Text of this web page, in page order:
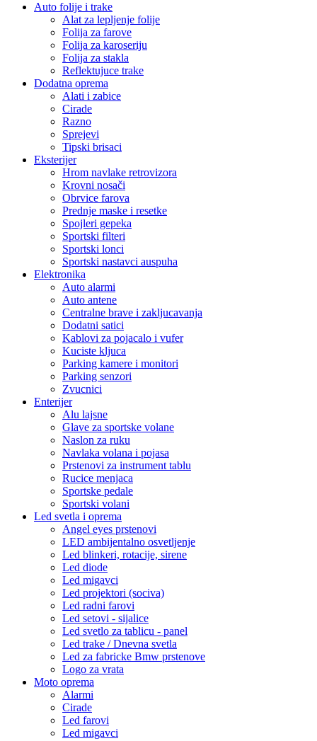
Auto folije i trake
Alat za lepljenje folije
Folija za farove
Folija za karoseriju
Folija za stakla
Reflektujuce trake
Dodatna oprema
Alati i zabice
Cirade
Razno
Sprejevi
Tipski brisaci
Eksterijer
Hrom navlake retrovizora
Krovni nosači
Obrvice farova
Prednje maske i resetke
Spojleri gepeka
Sportski filteri
Sportski lonci
Sportski nastavci auspuha
Elektronika
Auto alarmi
Auto antene
Centralne brave i zakljucavanja
Dodatni satici
Kablovi za pojacalo i vufer
Kuciste kljuca
Parking kamere i monitori
Parking senzori
Zvucnici
Enterijer
Alu lajsne
Glave za sportske volane
Naslon za ruku
Navlaka volana i pojasa
Prstenovi za instrument tablu
Rucice menjaca
Sportske pedale
Sportski volani
Led svetla i oprema
Angel eyes prstenovi
LED ambijentalno osvetljenje
Led blinkeri, rotacije, sirene
Led diode
Led migavci
Led projektori (sociva)
Led radni farovi
Led setovi - sijalice
Led svetlo za tablicu - panel
Led trake / Dnevna svetla
Led za fabricke Bmw prstenove
Logo za vrata
Moto oprema
Alarmi
Cirade
Led farovi
Led migavci